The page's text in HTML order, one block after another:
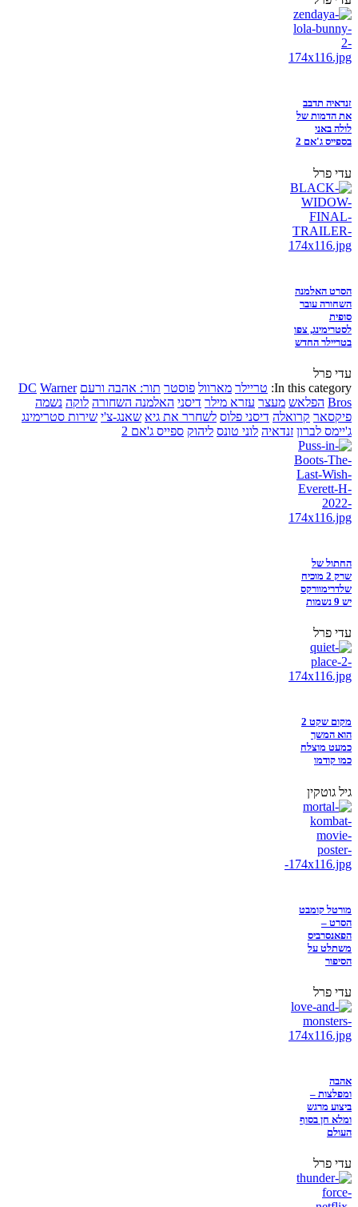
זנדאיה תדבב
את הדמות של
לולה באני
בספייס ג'אם 2
עדי פרל
הסרט האלמנה
השחורה עובר
סופית
לסטרימינג, צפו
בטריילר החדש
עדי פרל
In this category: טריילר מארוול פוסטר תור: אהבה ורעם DC Warner
Bros הפלאש מעצר עזרא מילר דיסני האלמנה השחורה לוקה נשמה
פיקסאר קרואלה דיסני פלוס לשחרר את גיא שאנג-צ'י שירות סטרימינג
ג'יימס לברון זנדאיה לוני טונס ליהוק ספייס ג'אם 2
החתול של
שרק 2 מוכיח
שלדרימוורקס
יש 9 נשמות
עדי פרל
מקום שקט 2
הוא המשך
כמעט מוצלח
כמו קודמו
גיל גוטקין
מורטל קומבט
הסרט –
הפאנסרביס
משתלט על
הסיפור
עדי פרל
אהבה
ומפלצות –
ביצוע מרגש
ומלא חן בסוף
העולם
עדי פרל